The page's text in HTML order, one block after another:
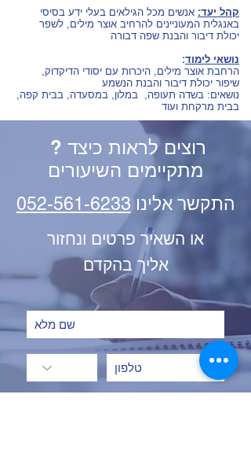
קהל יעד: אנשים מכל הגילאים בעלי ידע בסיסי
באנגלית המעוניינים להרחיב אוצר מילים, לשפר
יכולת דיבור והבנת שפה דבורה
:נושאי לימוד
הרחבת אוצר מילים, היכרות עם יסודי הדיקדוק,
שיפור יכולת דיבור והבנת הנשמע
נושאים: בשדה תעופה, במלון, במסעדה, בבית קפה,
בבית מרקחת ועוד
? רוצים לראות כיצד
מתקיימים השיעורים
052-561-6233 התקשר אלינו
או השאיר פרטים ונחזור
אליך בהקדם